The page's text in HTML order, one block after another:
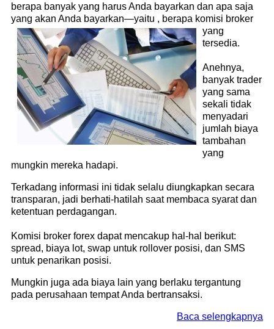
berapa banyak yang harus Anda bayarkan dan apa saja
yang akan Anda bayarkan—yaitu , berapa komisi broker
yang
tersedia.
Anehnya,
banyak trader
yang sama
sekali tidak
menyadari
jumlah biaya
tambahan
yang
mungkin mereka hadapi.
Terkadang informasi ini tidak selalu diungkapkan secara
transparan, jadi berhati-hatilah saat membaca syarat dan
ketentuan perdagangan.
Komisi broker forex dapat mencakup hal-hal berikut:
spread, biaya lot, swap untuk rollover posisi, dan SMS
untuk penarikan posisi.
Mungkin juga ada biaya lain yang berlaku tergantung
pada perusahaan tempat Anda bertransaksi.
Baca selengkapnya